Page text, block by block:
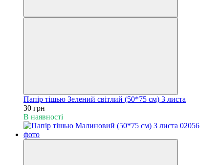
Папір тішью Зелений світлий (50*75 см) 3 листа
30 грн
В наявності